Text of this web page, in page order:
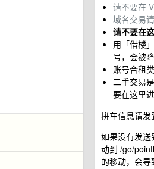
请不要在
域名交易
请不要在
用「借楼
号，会被
账号合租
二手交易
要在这里
拼车信息请发
如果没有发
动到 /go/
的移动，会导